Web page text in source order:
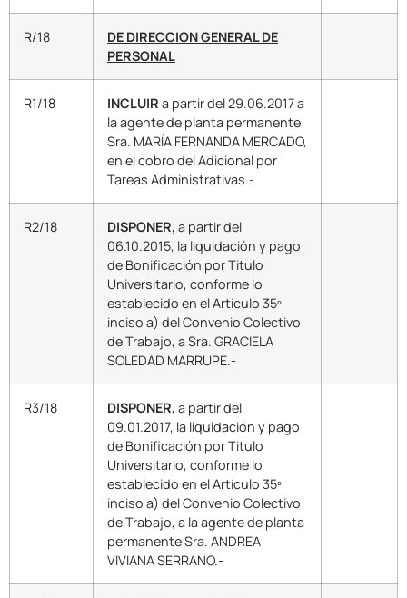
R/18
DE DIRECCION GENERAL DE
PERSONAL
R1/18 INCLUIR a partir del 29.06.2017 a
la agente de planta permanente
Sra. MARÍA FERNANDA MERCADO,
en el cobro del Adicional por
Tareas Administrativas.-
R2/18 DISPONER, a partir del
06.10.2015, la liquidación y pago
de Bonificación por Titulo
Universitario, conforme lo
establecido en el Artículo 35º
inciso a) del Convenio Colectivo
de Trabajo, a Sra. GRACIELA
SOLEDAD MARRUPE.-
R3/18 DISPONER, a partir del
09.01.2017, la liquidación y pago
de Bonificación por Titulo
Universitario, conforme lo
establecido en el Artículo 35º
inciso a) del Convenio Colectivo
de Trabajo, a la agente de planta
permanente Sra. ANDREA
VIVIANA SERRANO.-